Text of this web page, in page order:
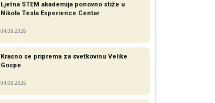
Ljetna STEM akademija ponovno stiže u
Nikola Tesla Experience Centar
04.08.2026
Krasno se priprema za svetkovinu Velike
Gospe
04.08.2026